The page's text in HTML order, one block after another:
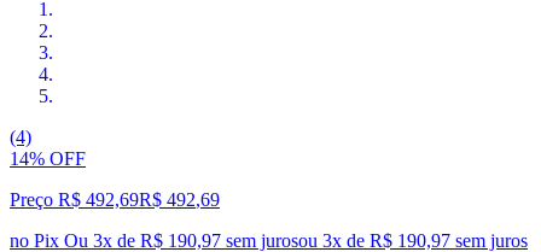
(4)
14% OFF
Preço R$ 492,69R$ 492,69
no Pix Ou 3x de R$ 190,97 sem jurosou 3x de R$ 190,97 sem juros